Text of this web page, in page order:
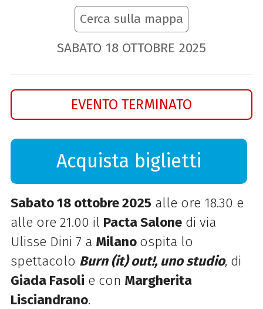
Cerca sulla mappa
SABATO 18 OTTOBRE 2025
EVENTO TERMINATO
Acquista biglietti
Sabato 18 ottobre 2025 alle ore 18.30 e
alle ore 21.00 il Pacta Salonedi via
Ulisse Dini 7 a Milano ospita lo
spettacolo Burn (it) out!, uno studio, di
Giada Fasoli e con Margherita
Lisciandrano.